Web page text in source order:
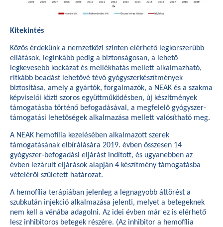
Kitekintés
Közös érdekünk a nemzetközi szinten elérhető legkorszerűbb
ellátások, leginkább pedig a biztonságosan, a lehető
legkevesebb kockázat és mellékhatás mellett alkalmazható,
ritkább beadást lehetővé tévő gyógyszerkészítmények
biztosítása, amely a gyártók, forgalmazók, a NEAK és a szakma
képviselői közti szoros együttműködésben, új készítmények
támogatásba történő befogadásával, a megfelelő gyógyszer-
támogatási lehetőségek alkalmazása mellett valósítható meg.
A NEAK hemofília kezelésében alkalmazott szerek
támogatásának elbírálására 2019. évben összesen 14
gyógyszer-befogadási eljárást indított, és ugyanebben az
évben lezárult eljárások alapján 4 készítmény támogatásba
vételéről született határozat.
A hemofília terápiában jelenleg a legnagyobb áttörést a
szubkután injekció alkalmazása jelenti, melyet a betegeknek
nem kell a vénába adagolni. Az idei évben már ez is elérhető
lesz inhibitoros betegek részére. (Az inhibitor a hemofília